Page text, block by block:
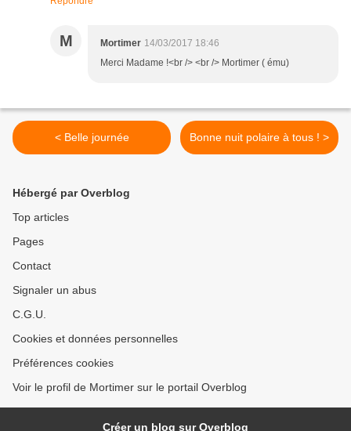
M Mortimer 14/03/2017 18:46
Merci Madame !<br /> <br /> Mortimer ( ému)
< Belle journée Bonne nuit polaire à tous ! >
Hébergé par Overblog
Top articles
Pages
Contact
Signaler un abus
C.G.U.
Cookies et données personnelles
Préférences cookies
Voir le profil de Mortimer sur le portail Overblog
Créer un blog sur Overblog